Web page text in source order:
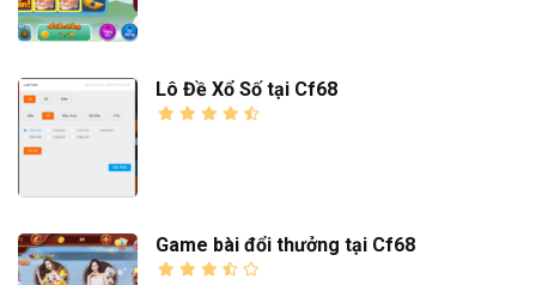
Lô Đề Xổ Số tại Cf68
Game bài đổi thưởng tại Cf68